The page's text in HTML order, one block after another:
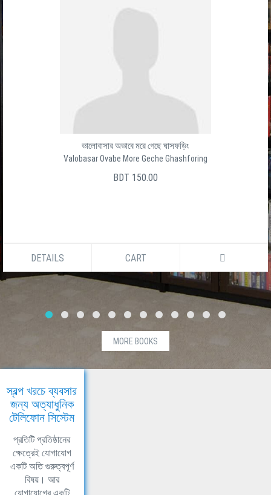
ভালোবাসার অভাবে মরে গেছে ঘাসফড়িং
Valobasar Ovabe More Geche Ghashforing
BDT 150.00
DETAILS CART
MORE BOOKS
স্বল্প খরচে ব্যবসার
জন্য অত্যাধুনিক
টেলিফোন সিস্টেম
প্রতিটি প্রতিষ্ঠানের
ক্ষেত্রেই যোগাযোগ
একটি অতি গুরুত্বপূর্ণ
বিষয়। আর